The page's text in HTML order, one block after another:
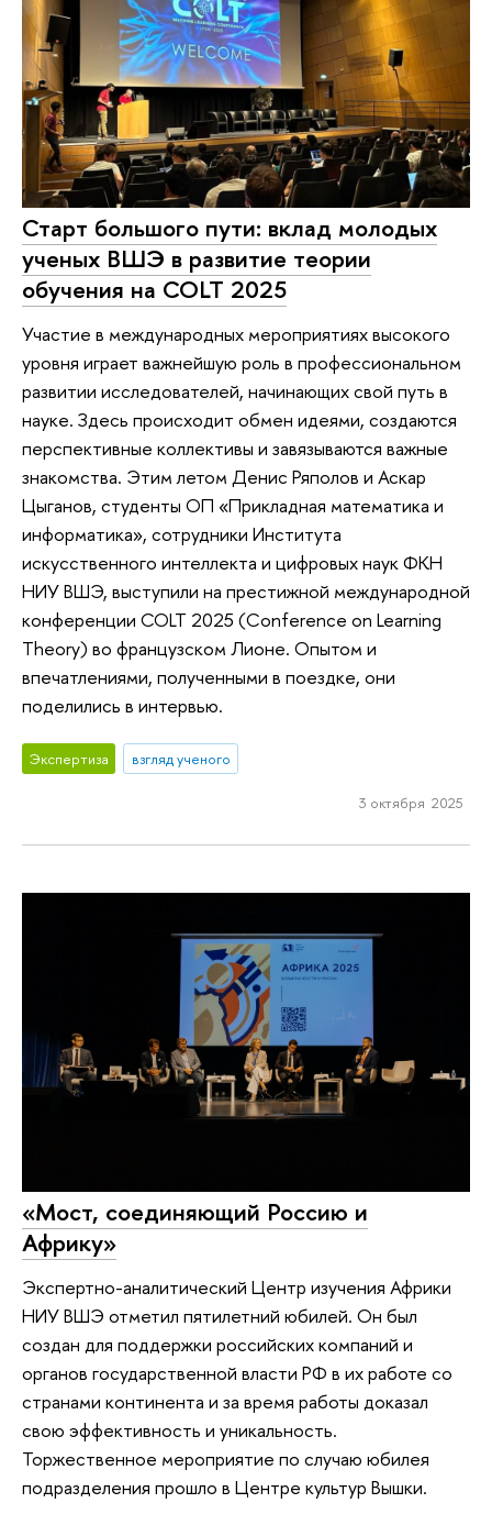
Старт большого пути: вклад молодых
ученых ВШЭ в развитие теории
обучения на COLT 2025
Участие в международных мероприятиях высокого
уровня играет важнейшую роль в профессиональном
развитии исследователей, начинающих свой путь в
науке. Здесь происходит обмен идеями, создаются
перспективные коллективы и завязываются важные
знакомства. Этим летом Денис Ряполов и Аскар
Цыганов, студенты ОП «Прикладная математика и
информатика», сотрудники Института
искусственного интеллекта и цифровых наук ФКН
НИУ ВШЭ, выступили на престижной международной
конференции COLT 2025 (Conference on Learning
Theory) во французском Лионе. Опытом и
впечатлениями, полученными в поездке, они
поделились в интервью.
Экспертиза взгляд ученого
3 октября 2025
«Мост, соединяющий Россию и
Африку»
Экспертно-аналитический Центр изучения Африки
НИУ ВШЭ отметил пятилетний юбилей. Он был
создан для поддержки российских компаний и
органов государственной власти РФ в их работе со
странами континента и за время работы доказал
свою эффективность и уникальность.
Торжественное мероприятие по случаю юбилея
подразделения прошло в Центре культур Вышки.